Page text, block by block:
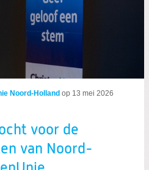
voor de
Noord-Holland op 13 mei 2026
voor de
van Noord-